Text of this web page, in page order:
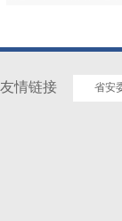
友情链接